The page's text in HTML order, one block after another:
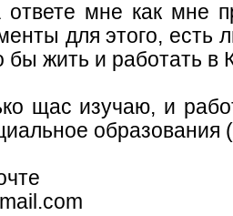
ответе мне как мне
для этого, есть
бы жить и работать в
щас изучаю, и
образования